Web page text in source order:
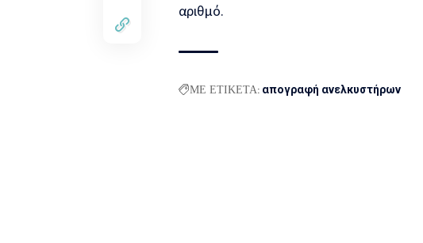
αριθμό.
ΜΕ ΕΤΙΚΕΤΑ: απογραφή ανελκυστήρων